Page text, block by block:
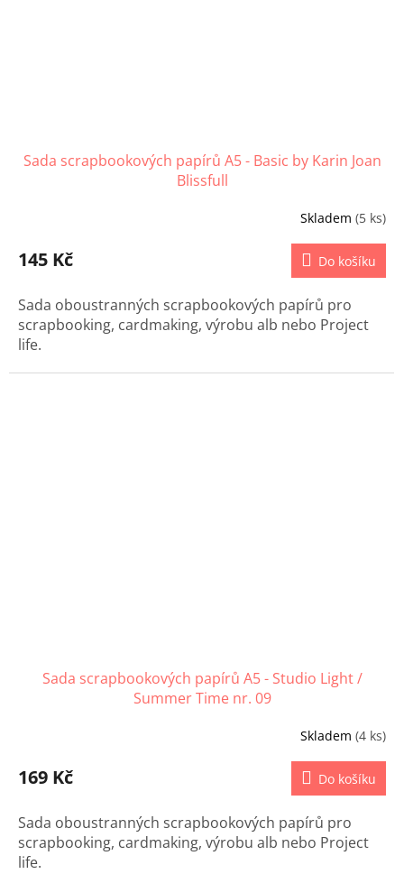
Sada scrapbookových papírů A5 - Basic by Karin Joan
Blissfull
Skladem (5 ks)
145 Kč Do košíku
Sada oboustranných scrapbookových papírů pro
scrapbooking, cardmaking, výrobu alb nebo Project
life.
Sada scrapbookových papírů A5 - Studio Light /
Summer Time nr. 09
Skladem (4 ks)
169 Kč Do košíku
Sada oboustranných scrapbookových papírů pro
scrapbooking, cardmaking, výrobu alb nebo Project
life.